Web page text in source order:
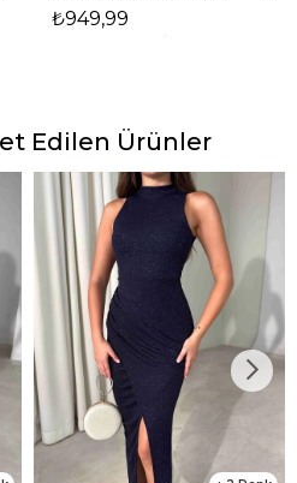
₺949,99
Edilen Ürünler